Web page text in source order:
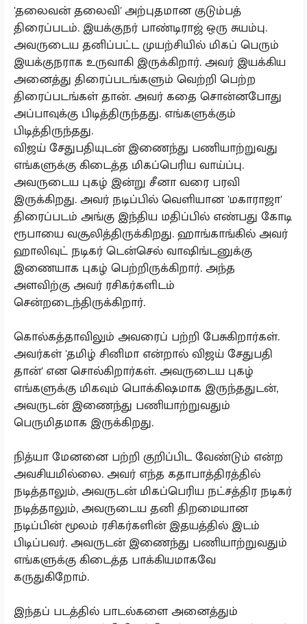
'தலைவன் தலைவி' அற்புதமான குடும்பத்
திரைப்படம். இயக்குநர் பாண்டிராஜ் ஒரு சுயம்பு.
அவருடைய தனிப்பட்ட முயற்சியில் மிகப் பெரும்
இயக்குநராக உருவாகி இருக்கிறார். அவர் இயக்கிய
அனைத்து திரைப்படங்களும் வெற்றி பெற்ற
திரைப்படங்கள் தான். அவர் கதை சொன்னபோது
அப்பாவுக்கு பிடித்திருந்தது. எங்களுக்கும்
பிடித்திருந்தது.
விஜய் சேதுபதியுடன் இணைந்து பணியாற்றுவது
எங்களுக்கு கிடைத்த மிகப்பெரிய வாய்ப்பு.
அவருடைய புகழ் இன்று சீனா வரை பரவி
இருக்கிறது. அவர் நடிப்பில் வெளியான 'மகாராஜா'
திரைப்படம் அங்கு இந்திய மதிப்பில் எண்பது கோடி
ரூபாயை வசூலித்திருக்கிறது. ஹாங்காங்கில் அவர்
ஹாலிவுட் நடிகர் டென்செல் வாஷிங்டனுக்கு
இணையாக புகழ் பெற்றிருக்கிறார்‌. அந்த
அளவிற்கு அவர் ரசிகர்களிடம்
சென்றடைந்திருக்கிறார்.
கொல்கத்தாவிலும் அவரைப் பற்றி பேசுகிறார்கள்.
அவர்கள் 'தமிழ் சினிமா என்றால் விஜய் சேதுபதி
தான்' என சொல்கிறார்கள். அவருடைய புகழ்
எங்களுக்கு மிகவும் பொக்கிஷமாக இருந்ததுடன்,
அவருடன் இணைந்து பணியாற்றுவதும்
பெருமிதமாக இருக்கிறது.
நித்யா மேனனை பற்றி குறிப்பிட வேண்டும் என்ற
அவசியமில்லை. அவர் எந்த கதாபாத்திரத்தில்
நடித்தாலும், அவருடன் மிகப்பெரிய நட்சத்திர நடிகர்
நடித்தாலும், அவருடைய தனி திறமையான
நடிப்பின் மூலம் ரசிகர்களின் இதயத்தில் இடம்
பிடிப்பவர். அவருடன் இணைந்து பணியாற்றுவதும்
எங்களுக்கு கிடைத்த பாக்கியமாகவே
கருதுகிறோம்.
இந்தப் படத்தில் பாடல்களை அனைத்தும்